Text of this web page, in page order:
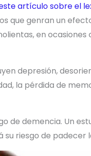
artículo sobre el
que genran un
en ocasiones
depresión,
la pérdida de
de demencia. Un
riesgo de padecer